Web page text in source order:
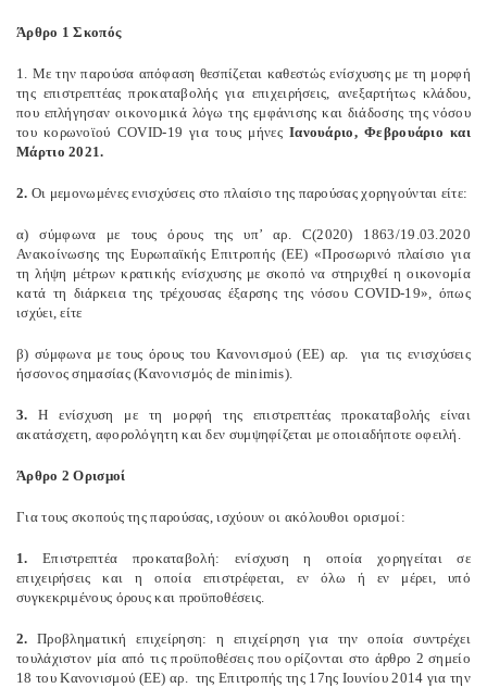
Άρθρο 1 Σκοπός
1. Με την παρούσα απόφαση θεσπίζεται καθεστώς ενίσχυσης με τη μορφή
της επιστρεπτέας προκαταβολής για επιχειρήσεις, ανεξαρτήτως κλάδου,
που επλήγησαν οικονομικά λόγω της εμφάνισης και διάδοσης της νόσου
του κορωνοϊού COVID-19 για τους μήνες Ιανουάριο, Φεβρουάριο και
Μάρτιο 2021.
2. Οι μεμονωμένες ενισχύσεις στο πλαίσιο της παρούσας χορηγούνται είτε:
α) σύμφωνα με τους όρους της υπ’ αρ. C(2020) 1863/19.03.2020
Ανακοίνωσης της Ευρωπαϊκής Επιτροπής (ΕΕ) «Προσωρινό πλαίσιο για
τη λήψη μέτρων κρατικής ενίσχυσης με σκοπό να στηριχθεί η οικονομία
κατά τη διάρκεια της τρέχουσας έξαρσης της νόσου COVID-19», όπως
ισχύει, είτε
β) σύμφωνα με τους όρους του Κανονισμού (ΕΕ) αρ.
για τις ενισχύσεις
ήσσονος σημασίας (Κανονισμός de minimis).
3.Η ενίσχυση με τη μορφή της επιστρεπτέας προκαταβολής είναι
ακατάσχετη, αφορολόγητη και δεν συμψηφίζεται με οποιαδήποτε οφειλή.
Άρθρο 2 Ορισμοί
Για τους σκοπούς της παρούσας, ισχύουν οι ακόλουθοι ορισμοί:
1. Επιστρεπτέα προκαταβολή: ενίσχυση η οποία χορηγείται σε
επιχειρήσεις και η οποία επιστρέφεται, εν όλω ή εν μέρει, υπό
συγκεκριμένους όρους και προϋποθέσεις.
2. Προβληματική επιχείρηση: η επιχείρηση για την οποία συντρέχει
τουλάχιστον μία από τις προϋποθέσεις που ορίζονται στο άρθρο 2 σημείο
18 του Κανονισμού (ΕΕ) αρ. της Επιτροπής της 17ης Ιουνίου 2014 για την